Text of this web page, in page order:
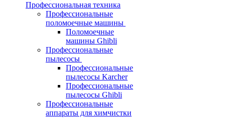
Профессиональная техника
Профессиональные
поломоечные машины
Поломоечные
машины Ghibli
Профессиональные
пылесосы
Профессиональные
пылесосы Karcher
Профессиональные
пылесосы Ghibli
Профессиональные
аппараты для химчистки